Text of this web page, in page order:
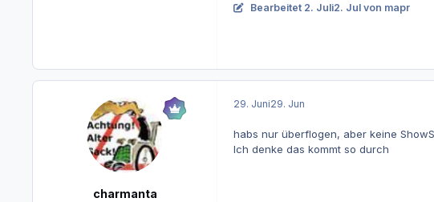
Bearbeitet 2. Juli2. Julvon mapr
charmanta
29. Juni29. Jun
habs nur überflogen, aber keine
Ich denke das kommt so durch